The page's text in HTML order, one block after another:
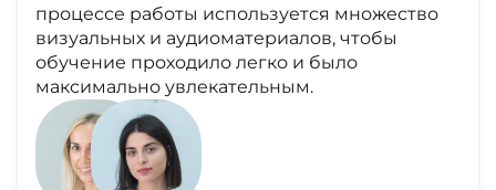
процессе работы используется множество
визуальных и аудиоматериалов, чтобы
обучение проходило легко и было
максимально увлекательным.